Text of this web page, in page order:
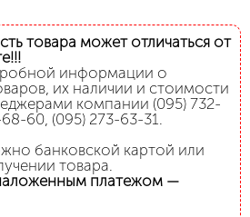
товара может отличаться от
информации о
их наличии и стоимости
компании (095) 732-
60, (095) 273-63-31.
банковской картой или
товара.
платежом —